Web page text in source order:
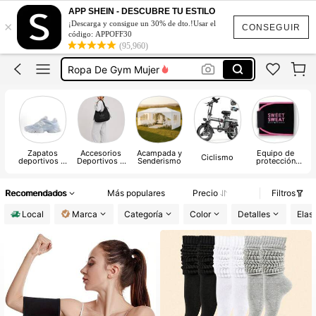
CONSEGUIR
×
APP SHEIN - DESCUBRE TU ESTILO
¡Descarga y consigue un 30% de dto.!Usar el
código: APPOFF30
(95,960)
Glowmode Ropa Deportiva
Glowmode
Ropa De Gym Mujer
Leggings De Mujer
Glowmode Ropa Deportiva
Glowmode
Zapatos
deportivos al
Accesorios
Deportivos &
Acampada y
Senderismo Ciclismo Equipo de
protección
Recomendados Más populares Precio
Filtros
Local
Marca Categoría Color Detalles